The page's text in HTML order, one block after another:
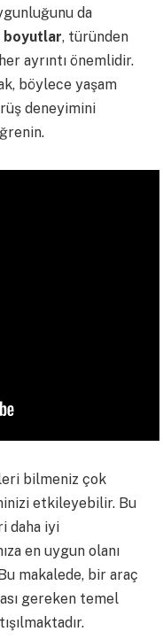
da
boyutlar, türünden
ayrıntı önemlidir.
böylece yaşam
deneyimini
bilmeniz çok
etkileyebilir. Bu
daha iyi
en uygun olanı
makalede, bir araç
gereken temel